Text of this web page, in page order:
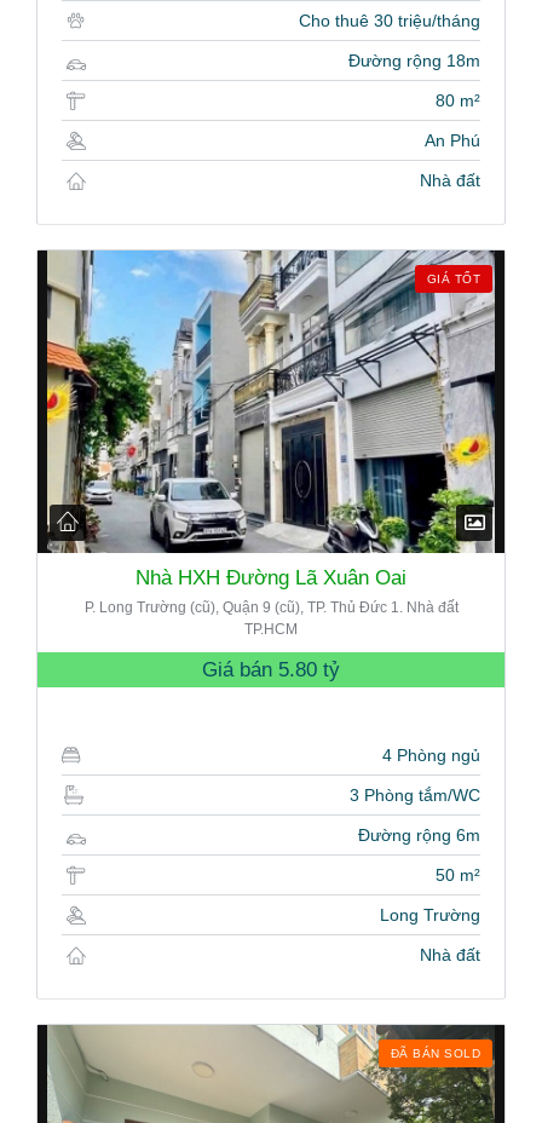
Cho thuê 30 triệu/tháng
Đường rộng 18m
80 m²
An Phú
Nhà đất
GIÁ TỐT
Nhà HXH Đường Lã Xuân Oai
P. Long Trường (cũ), Quận 9 (cũ), TP. Thủ Đức 1. Nhà đất
TP.HCM
Giá bán 5.80 tỷ
4 Phòng ngủ
3 Phòng tắm/WC
Đường rộng 6m
50 m²
Long Trường
Nhà đất
ĐÃ BÁN SOLD